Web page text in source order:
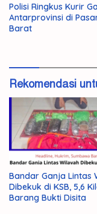
Polisi Ringkus Kurir
Antarprovinsi di
Barat
Rekomendasi
Bandar Ganja Lintas
Dibekuk di KSB, 5,6
Barang Bukti Disita